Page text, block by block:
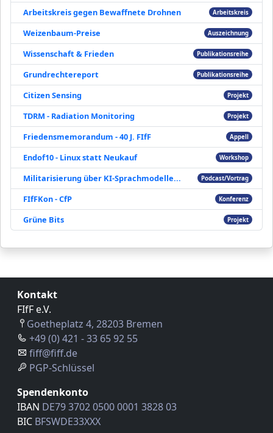
Arbeitskreis gegen Bewaffnete Drohnen Arbeitskreis
Weizenbaum-Preise Auszeichnung
Wissenschaft & Frieden Publikationsreihe
Grundrechtereport Publikationsreihe
Citizen Sensing Projekt
TDRM - Radiation Monitoring Projekt
Friedensmemorandum - 40 J. FIfF Appell
Endof10 - Linux statt Neukauf Workshop
Militarisierung über KI-Sprachmodelle... Podcast/Vortrag
FIfFKon - CfP Konferenz
Grüne Bits Projekt
Kontakt
FIfF e.V.
Goetheplatz 4, 28203 Bremen
+49 (0) 421 - 33 65 92 55
fiff@fiff.de
PGP-Schlüssel
Spendenkonto
IBAN DE79 3702 0500 0001 3828 03
BIC BFSWDE33XXX